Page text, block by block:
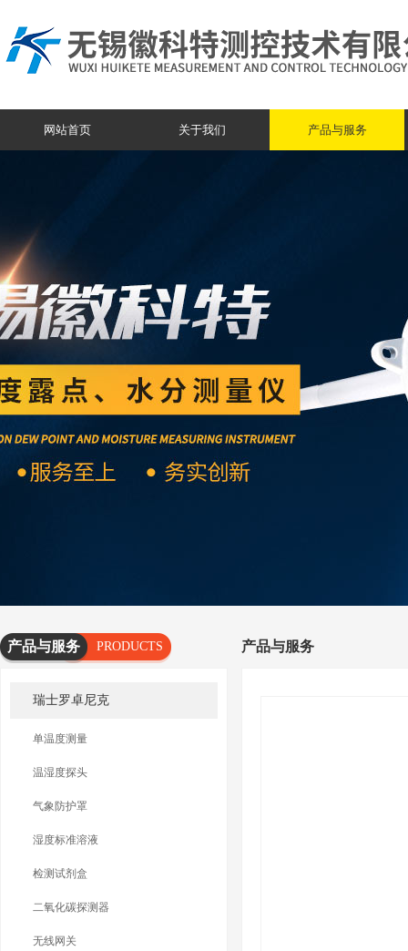
网站首页 关于我们 产品与服务
产品与服务
PRODUCTS
SERVICES
瑞士罗卓尼克
单温度测量
温湿度探头
气象防护罩
湿度标准溶液
检测试剂盒
二氧化碳探测器
无线网关
产品与服务